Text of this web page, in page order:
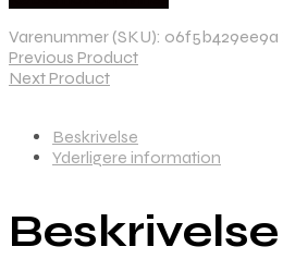
Varenummer (SKU): 06f5b429ee9a
Previous Product
Next Product
Beskrivelse
Yderligere information
Beskrivelse